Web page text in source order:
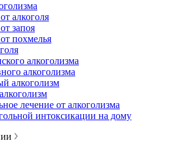
алкоголя
запоя
похмелья
алкоголизма
алкоголизма
алкоголизм
лечение от алкоголизма
интоксикации на дому